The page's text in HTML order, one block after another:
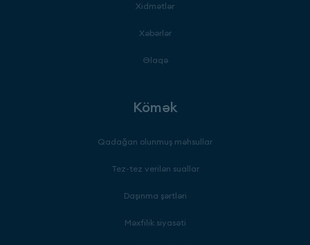
Xidmətlər
Xəbərlər
Əlaqə
Kömək
Qadağan olunmuş məhsullar
Tez-tez verilən suallar
Daşınma şərtləri
Məxfilik siyasəti